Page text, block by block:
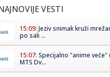
VESTI
15:09: Jeziv snimak kruži
po sali ...
15:07: Specijalno "anime veče"
MTS Dv...